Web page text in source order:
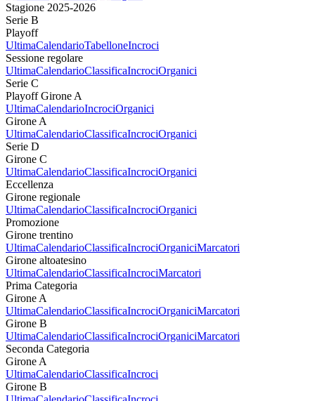
Stagione 2025-2026
Serie B
Playoff
UltimaCalendarioTabelloneIncroci
Sessione regolare
UltimaCalendarioClassificaIncrociOrganici
Serie C
Playoff Girone A
UltimaCalendarioIncrociOrganici
Girone A
UltimaCalendarioClassificaIncrociOrganici
Serie D
Girone C
UltimaCalendarioClassificaIncrociOrganici
Eccellenza
Girone regionale
UltimaCalendarioClassificaIncrociOrganici
Promozione
Girone trentino
UltimaCalendarioClassificaIncrociOrganiciMarcatori
Girone altoatesino
UltimaCalendarioClassificaIncrociMarcatori
Prima Categoria
Girone A
UltimaCalendarioClassificaIncrociOrganiciMarcatori
Girone B
UltimaCalendarioClassificaIncrociOrganiciMarcatori
Seconda Categoria
Girone A
UltimaCalendarioClassificaIncroci
Girone B